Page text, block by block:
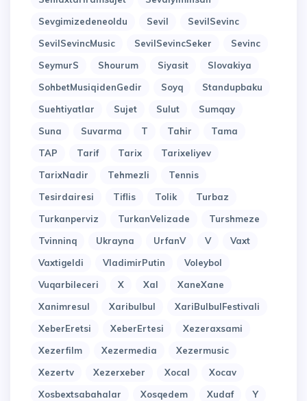
Sevgimizedeneoldu
Sevil
SevilSevinc
SevilSevincMusic
SevilSevincSeker
Sevinc
SeymurS
Shourum Siyasit
Slovakiya
SohbetMusiqidenGedir
Soyq
Standupbaku
Suehtiyatlar
Sujet Sulut
Sumqay
Suna
Suvarma T Tahir
Tama
TAP
Tarif Tarix
Tarixeliyev
TarixNadir
Tehmezli
Tennis
Tesirdairesi
Tiflis Tolik
Turbaz
Turkanperviz
TurkanVelizade
Turshmeze
Tvinninq
Ukrayna UrfanV V
Vaxt
Vaxtigeldi
VladimirPutin
Voleybol
Vuqarbileceri
X Xal
XaneXane
Xanimresul
Xaribulbul
XariBulbulFestivali
XeberEretsi
XeberErtesi
Xezeraxsami
Xezerfilm
Xezermedia
Xezermusic
Xezertv
Xezerxeber Xocal
Xocav
Xosbextsabahalar
Xosqedem Xudaf
Y